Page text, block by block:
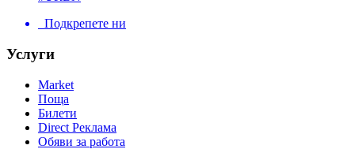
Подкрепете ни
Услуги
Market
Поща
Билети
Direct Реклама
Обяви за работа